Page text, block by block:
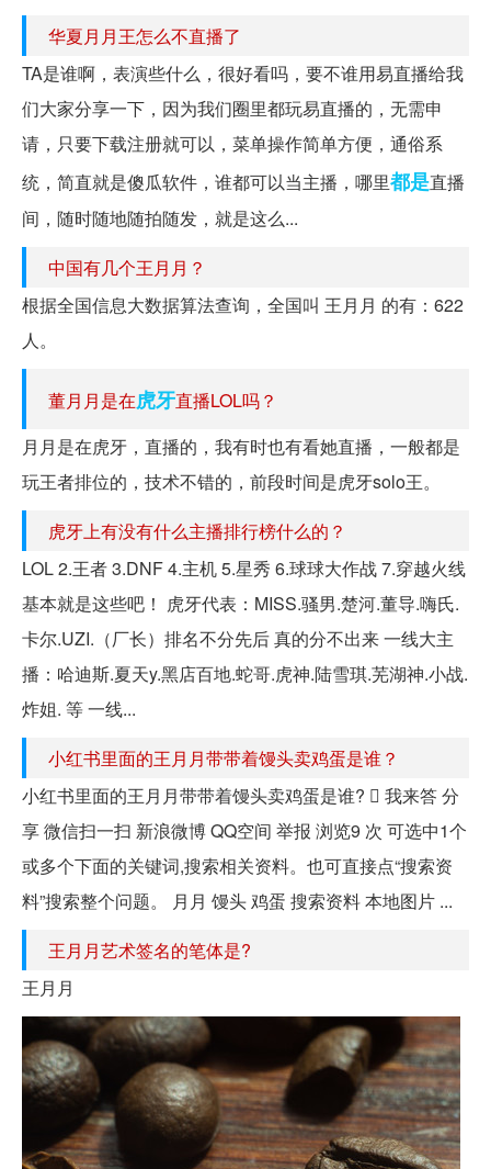
华夏月月王怎么不直播了
TA是谁啊，表演些什么，很好看吗，要不谁用易直播给我
们大家分享一下，因为我们圈里都玩易直播的，无需申
请，只要下载注册就可以，菜单操作简单方便，通俗系
统，简直就是傻瓜软件，谁都可以当主播，哪里都是直播
间，随时随地随拍随发，就是这么...
中国有几个王月月？
根据全国信息大数据算法查询，全国叫 王月月 的有：622
人。
董月月是在虎牙直播LOL吗？
月月是在虎牙，直播的，我有时也有看她直播，一般都是
玩王者排位的，技术不错的，前段时间是虎牙solo王。
虎牙上有没有什么主播排行榜什么的？
LOL 2.王者 3.DNF 4.主机 5.星秀 6.球球大作战 7.穿越火线
基本就是这些吧！ 虎牙代表：MISS.骚男.楚河.董导.嗨氏.
卡尔.UZI.（厂长）排名不分先后 真的分不出来 一线大主
播：哈迪斯.夏天y.黑店百地.蛇哥.虎神.陆雪琪.芜湖神.小战.
炸姐. 等 一线...
小红书里面的王月月带带着馒头卖鸡蛋是谁？
小红书里面的王月月带带着馒头卖鸡蛋是谁?  我来答 分
享 微信扫一扫 新浪微博 QQ空间 举报 浏览9 次 可选中1个
或多个下面的关键词,搜索相关资料。也可直接点“搜索资
料”搜索整个问题。 月月 馒头 鸡蛋 搜索资料 本地图片 ...
王月月艺术签名的笔体是?
王月月